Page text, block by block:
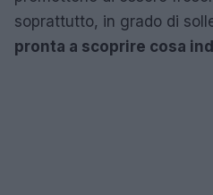
soprattutto, in grado di
pronta a scoprire cosa